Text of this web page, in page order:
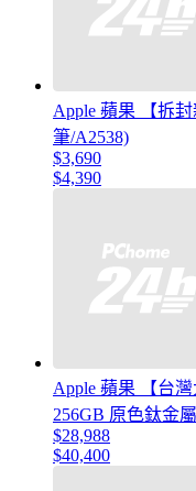
Apple 蘋果 【拆封
筆/A2538)
$3,690
$4,390
Apple 蘋果 【台
256GB 原色鈦金屬
$28,988
$40,400